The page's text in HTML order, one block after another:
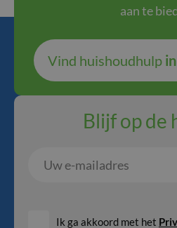
aan te
Vind huishoudhulp
Blijf op de
Uw
Ik ga akkoord met het